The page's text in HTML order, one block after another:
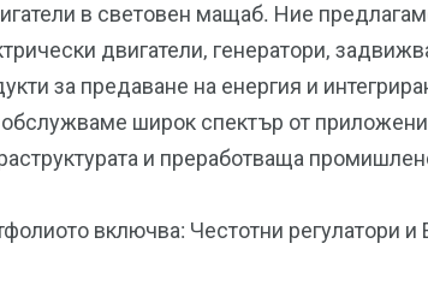
в световен мащаб. Ние
двигатели, генератори,
за предаване на енергия и
широк спектър от
и преработваща
включва: Честотни регулатори и